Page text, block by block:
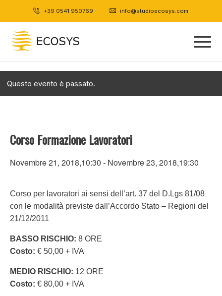
+39 0541 950769 info@studioecosys.com
Questo evento è passato.
Corso Formazione Lavoratori
Novembre 21, 2018,10:30 - Novembre 23, 2018,19:30
Corso per lavoratori ai sensi dell’art. 37 del D.Lgs 81/08
con le modalità previste dall’Accordo Stato – Regioni del
21/12/2011
BASSO RISCHIO: 8 ORE
Costo: € 50,00 + IVA
MEDIO RISCHIO: 12 ORE
Costo: € 80,00 + IVA